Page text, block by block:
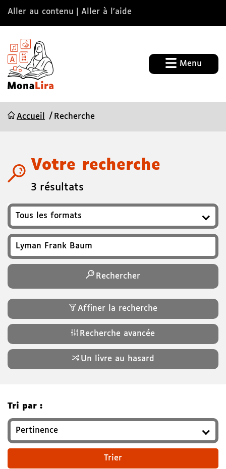
Aller au contenu Aller à l’aide
Menu
Accueil Recherche
Votre recherche
3 résultats
Format
Recherchez un titre, auteur, ISBN, genre…
Rechercher
Affiner la recherche
Recherche avancée
Un livre au hasard
Tri par :